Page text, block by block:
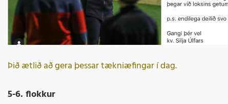
Þið ætlið að gera þessar tækniæfingar í dag.
5-6. flokkur